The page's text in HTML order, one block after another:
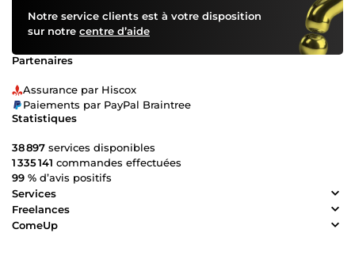
Notre service clients est à votre disposition
sur notre centre d’aide
Partenaires
Assurance par Hiscox
Paiements par PayPal Braintree
Statistiques
38 897 services disponibles
1 335 141 commandes effectuées
99 % d’avis positifs
Services
Freelances
ComeUp